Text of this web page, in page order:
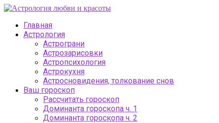
Главная
Астрология
Астрограни
Астрозарисовки
Астропсихология
Астрокухня
Астросновидения, толкование снов
Ваш гороскоп
Рассчитать гороскоп
Доминанта гороскопа ч. 1
Доминанта гороскопа ч. 2